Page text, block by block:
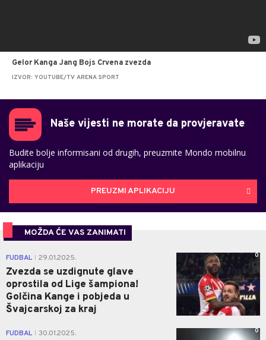
Gelor Kanga Jang Bojs Crvena zvezda
IZVOR: YOUTUBE/TV ARENA SPORT
Naše vijesti ne morate da provjeravate
Budite bolje informisani od drugih, preuzmite Mondo mobilnu
aplikaciju
PREUZMI APLIKACIJU
MOŽDA ĆE VAS ZANIMATI
FUDBAL 29.01.2025.
Zvezda se uzdignute glave
oprostila od Lige šampiona!
Golčina Kange i pobjeda u
Švajcarskoj za kraj
0
FUDBAL 30.01.2025. 0